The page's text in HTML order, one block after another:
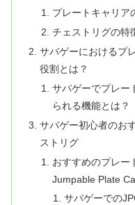
プレートキャリア
チェストリグの特
サバゲーにおけるプ
役割とは？
サバゲーでプレー
られる機能とは？
サバゲー初心者のお
ストリグ
おすすめのプレー
Jumpable Plate
サバゲーでの